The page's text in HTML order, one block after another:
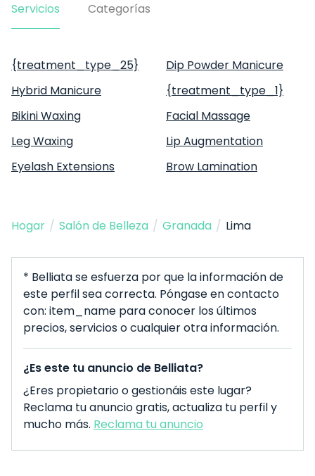
Servicios Categorías
{treatment_type_25}
Dip Powder Manicure
Hybrid Manicure
{treatment_type_1}
Bikini Waxing
Facial Massage
Leg Waxing
Lip Augmentation
Eyelash Extensions
Brow Lamination
Hogar / Salón de Belleza / Granada / Lima
* Belliata se esfuerza por que la información de
este perfil sea correcta. Póngase en contacto
con: item_name para conocer los últimos
precios, servicios o cualquier otra información.
¿Es este tu anuncio de Belliata?
¿Eres propietario o gestionáis este lugar?
Reclama tu anuncio gratis, actualiza tu perfil y
mucho más. Reclama tu anuncio